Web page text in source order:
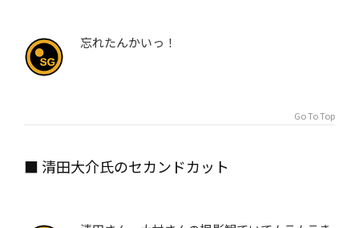
忘れたんかいっ！
Go To Top
■ 清田大介氏のセカンドカット